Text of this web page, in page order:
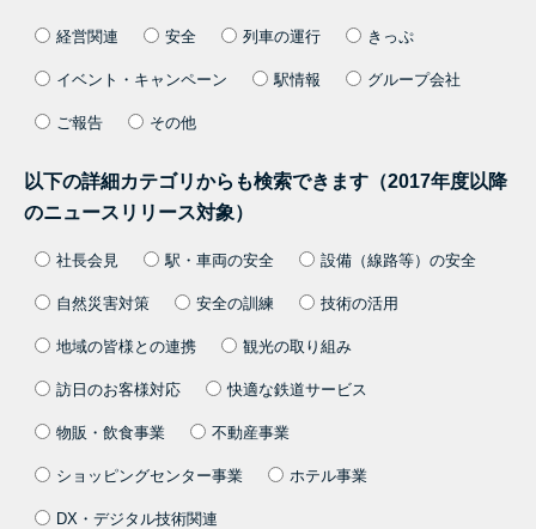
経営関連 安全 列車の運行 きっぷ
イベント・キャンペーン 駅情報 グループ会社
ご報告 その他
以下の詳細カテゴリからも検索できます（2017年度以降
のニュースリリース対象）
社長会見 駅・車両の安全 設備（線路等）の安全
自然災害対策 安全の訓練 技術の活用
地域の皆様との連携 観光の取り組み
訪日のお客様対応 快適な鉄道サービス
物販・飲食事業 不動産事業
ショッピングセンター事業 ホテル事業
DX・デジタル技術関連